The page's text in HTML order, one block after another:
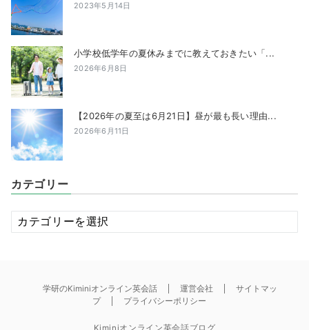
2023年5月14日
小学校低学年の夏休みまでに教えておきたい「...
2026年6月8日
【2026年の夏至は6月21日】昼が最も長い理由...
2026年6月11日
カテゴリー
カ
テ
学研のKiminiオンライン英会話 運営会社
サイトマッ
プ
プライバシーポリシー
Kiminiオンライン英会話ブログ